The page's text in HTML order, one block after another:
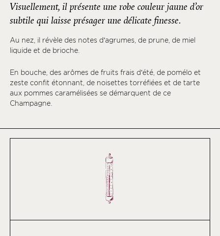
Visuellement, il présente une robe couleur jaune d’or
subtile qui laisse présager une délicate finesse.
Au nez, il révèle des notes d’agrumes, de prune, de miel
liquide et de brioche.
En bouche, des arômes de fruits frais d’été, de pomélo et
zeste confit étonnant, de noisettes torréfiées et de tarte
aux pommes caramélisées se démarquent de ce
Champagne.